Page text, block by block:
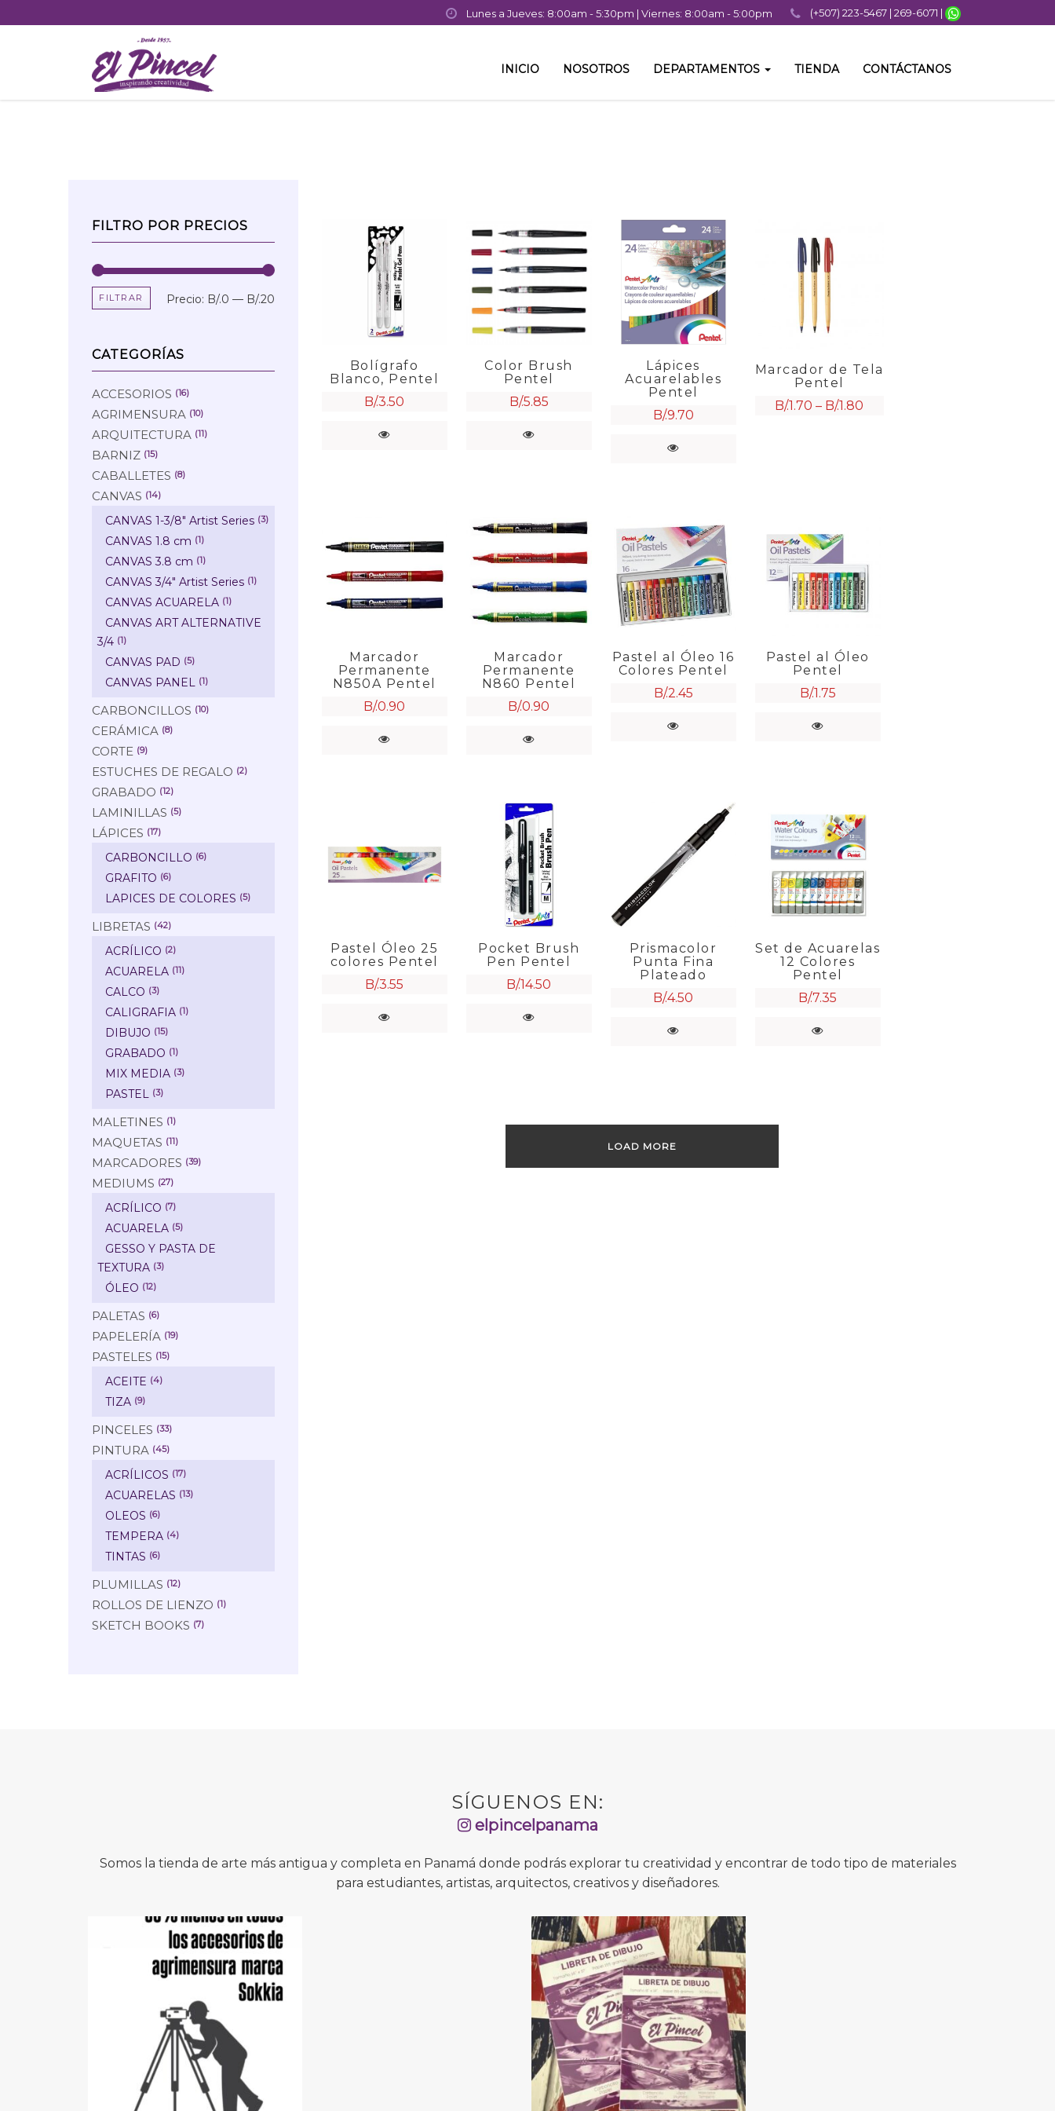
to
Lunes a Jueves: 8:00am - 5:30pm | Viernes: 8:00am - 5:00pm (+507) 223-5467 | 269-6071 |
INICIO NOSOTROS DEPARTAMENTOS TIENDA CONTÁCTANOS
Bolígrafo
Blanco, Pentel
B/.3.50
Color Brush
Pentel
B/.5.85
Lápices
Acuarelables
Pentel
B/.9.70
Marcador de Tela
Pentel
B/.1.70 – B/.1.80
Marcador
Permanente
N850A Pentel
B/.0.90
Marcador
Permanente
N860 Pentel
B/.0.90
Pastel al Óleo 16
Colores Pentel
B/.2.45
Pastel al Óleo
Pentel
B/.1.75
Pastel Óleo 25
colores Pentel
B/.3.55
Pocket Brush
Pen Pentel
B/.14.50
Prismacolor
Punta Fina
Plateado
B/.4.50
Set de Acuarelas
12 Colores
Pentel
B/.7.35
LOAD MORE
FILTRO POR PRECIOS
FILTRAR Precio: B/.0 — B/.20
CATEGORÍAS
ACCESORIOS (16)
AGRIMENSURA (10)
ARQUITECTURA (11)
BARNIZ (15)
CABALLETES (8)
CANVAS (14)
CANVAS 1-3/8" Artist Series (3)
CANVAS 1.8 cm (1)
CANVAS 3.8 cm (1)
CANVAS 3/4" Artist Series (1)
CANVAS ACUARELA (1)
CANVAS ART ALTERNATIVE
3/4 (1)
CANVAS PAD (5)
CANVAS PANEL (1)
CARBONCILLOS (10)
CERÁMICA (8)
CORTE (9)
ESTUCHES DE REGALO (2)
GRABADO (12)
LAMINILLAS (5)
LÁPICES (17)
CARBONCILLO (6)
GRAFITO (6)
LAPICES DE COLORES (5)
LIBRETAS (42)
ACRÍLICO (2)
ACUARELA (11)
CALCO (3)
CALIGRAFIA (1)
DIBUJO (15)
GRABADO (1)
MIX MEDIA (3)
PASTEL (3)
MALETINES (1)
MAQUETAS (11)
MARCADORES (39)
MEDIUMS (27)
ACRÍLICO (7)
ACUARELA (5)
GESSO Y PASTA DE
TEXTURA (3)
ÓLEO (12)
PALETAS (6)
PAPELERÍA (19)
PASTELES (15)
ACEITE (4)
TIZA (9)
PINCELES (33)
PINTURA (45)
ACRÍLICOS (17)
ACUARELAS (13)
OLEOS (6)
TEMPERA (4)
TINTAS (6)
PLUMILLAS (12)
ROLLOS DE LIENZO (1)
SKETCH BOOKS (7)
SÍGUENOS EN:
elpincelpanama
Somos la tienda de arte más antigua y completa en Panamá donde podrás explorar tu creatividad y encontrar de todo tipo de materiales
para estudiantes, artistas, arquitectos, creativos y diseñadores.